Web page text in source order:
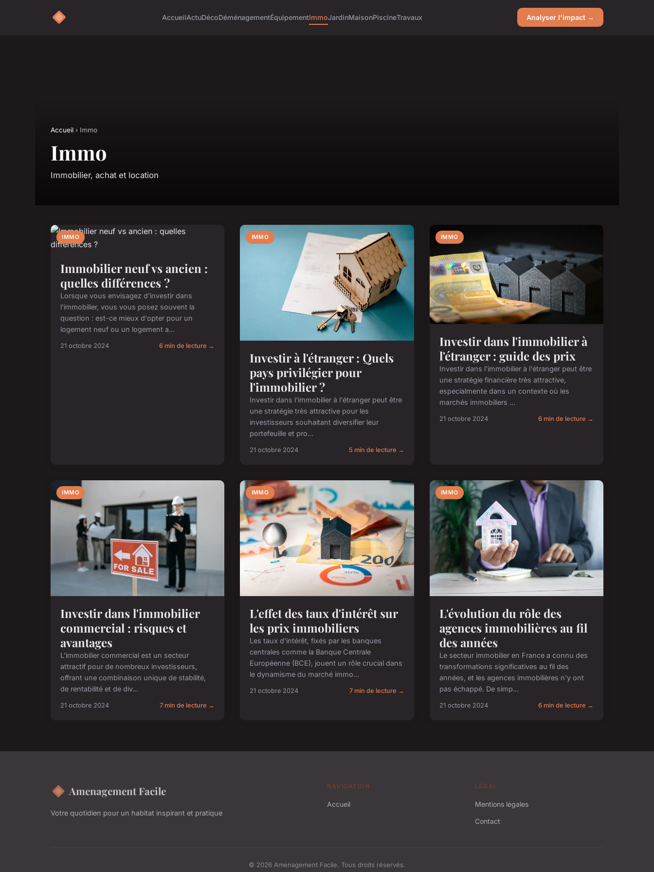
AccueilActuDécoDéménagementÉquipementImmoJardinMaisonPiscineTravaux Analyser l'impact →
Accueil › Immo
Immo
Immobilier, achat et location
IMMO
Immobilier neuf vs ancien :
quelles différences ?
Lorsque vous envisagez d'investir dans
l'immobilier, vous vous posez souvent la
question : est-ce mieux d'opter pour un
logement neuf ou un logement a...
21 octobre 2024 6 min de lecture →
IMMO
Investir à l'étranger : Quels
pays privilégier pour
l'immobilier ?
Investir dans l'immobilier à l'étranger peut être
une stratégie très attractive pour les
investisseurs souhaitant diversifier leur
portefeuille et pro...
21 octobre 2024 5 min de lecture →
IMMO
Investir dans l'immobilier à
l'étranger : guide des prix
Investir dans l'immobilier à l'étranger peut être
une stratégie financière très attractive,
especialmente dans un contexte où les
marchés immobiliers ...
21 octobre 2024 6 min de lecture →
IMMO
Investir dans l'immobilier
commercial : risques et
avantages
L'immobilier commercial est un secteur
attractif pour de nombreux investisseurs,
offrant une combinaison unique de stabilité,
de rentabilité et de div...
21 octobre 2024 7 min de lecture →
IMMO
L'effet des taux d'intérêt sur
les prix immobiliers
Les taux d'intérêt, fixés par les banques
centrales comme la Banque Centrale
Européenne (BCE), jouent un rôle crucial dans
le dynamisme du marché immo...
21 octobre 2024 7 min de lecture →
IMMO
L'évolution du rôle des
agences immobilières au fil
des années
Le secteur immobilier en France a connu des
transformations significatives au fil des
années, et les agences immobilières n'y ont
pas échappé. De simp...
21 octobre 2024 6 min de lecture →
Amenagement Facile
Votre quotidien pour un habitat inspirant et pratique
NAVIGATION
Accueil
LÉGAL
Mentions légales
Contact
© 2026 Amenagement Facile. Tous droits réservés.